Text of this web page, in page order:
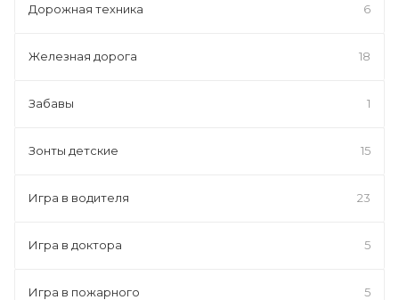
Дорожная техника 6
Железная дорога 18
Забавы 1
Зонты детские 15
Игра в водителя 23
Игра в доктора 5
Игра в пожарного 5